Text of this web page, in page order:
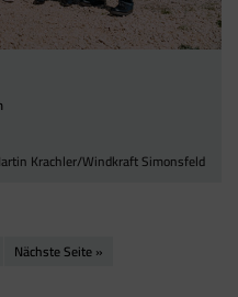
Krachler/Windkraft Simonsfeld
Nächste Seite »
Codes gebündelt
Sie beispielsweise
Tag Manager
gesetzt. Diese
Google Analytics
selbst.